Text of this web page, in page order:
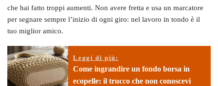
che hai fatto troppi aumenti. Non avere fretta e usa un marcatore
per segnare sempre l’inizio di ogni giro: nel lavoro in tondo è il
tuo miglior amico.
Leggi di più:
Come ingrandire un fondo borsa in
ecopelle: il trucco che non conoscevi